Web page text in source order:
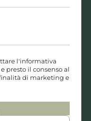
l'informativa
presto il consenso al
di marketing e